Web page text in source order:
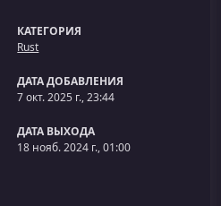
КАТЕГОРИЯ
Rust
ДАТА ДОБАВЛЕНИЯ
7 окт. 2025 г., 23:44
ДАТА ВЫХОДА
18 нояб. 2024 г., 01:00